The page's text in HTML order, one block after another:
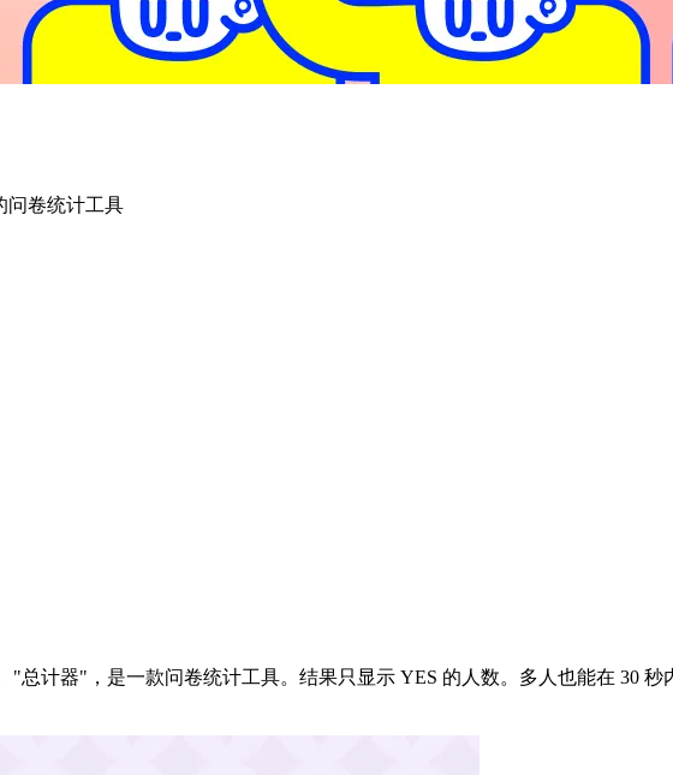
问卷统计工具
总计器"，是一款问卷统计工具。结果只显示 YES 的人数。多人也能在 30